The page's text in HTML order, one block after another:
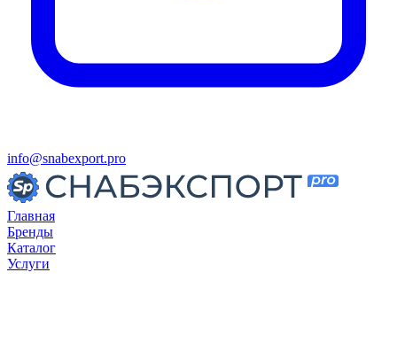
info@snabexport.pro
Главная
Бренды
Каталог
Услуги